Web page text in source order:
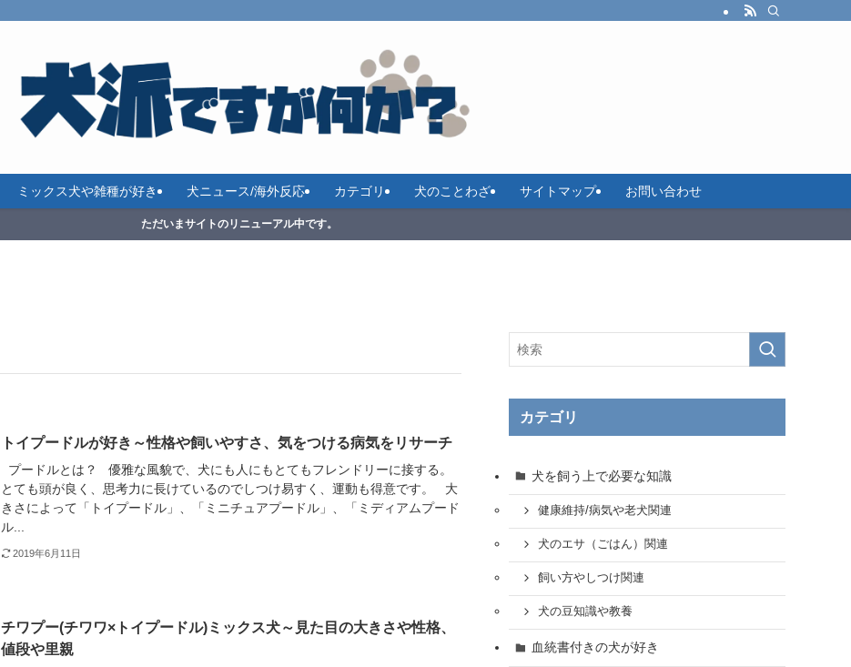
ミックス犬や雑種が好き 犬ニュース/海外反応 カテゴリ 犬のことわざ サイトマップ お問い合わせ
ただいまサイトのリニューアル中です。
トイプードルが好き～性格や飼いやすさ、気をつける病気をリサーチ
プードルとは？ 優雅な風貌で、犬にも人にもとてもフレンドリーに接する。
とても頭が良く、思考力に長けているのでしつけ易すく、運動も得意です。 大
きさによって「トイプードル」、「ミニチュアプードル」、「ミディアムプード
ル...
2019年6月11日
チワプー(チワワ×トイプードル)ミックス犬～見た目の大きさや性格、
値段や里親
カテゴリ
犬を飼う上で必要な知識
健康維持/病気や老犬関連
犬のエサ（ごはん）関連
飼い方やしつけ関連
犬の豆知識や教養
血統書付きの犬が好き